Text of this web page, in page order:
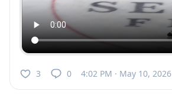
3 0 4:02 PM · May 10, 2026